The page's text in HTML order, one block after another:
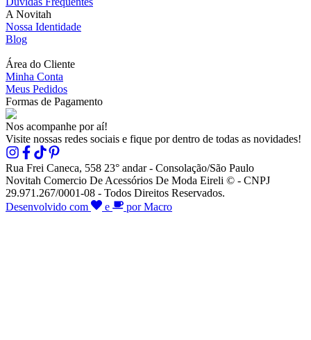
A Novitah
Nossa Identidade
Blog
Área do Cliente
Minha Conta
Meus Pedidos
Formas de Pagamento
Nos acompanhe por aí!
Visite nossas redes sociais e fique por dentro de todas as novidades!
Rua Frei Caneca, 558 23° andar - Consolação/São Paulo
Novitah Comercio De Acessórios De Moda Eireli © - CNPJ
29.971.267/0001-08 - Todos Direitos Reservados.
Desenvolvido com
e por Macro